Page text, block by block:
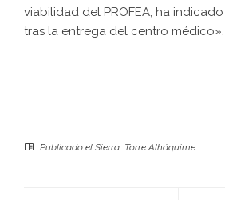
viabilidad del PROFEA, ha
tras la entrega del centro médico».
Publicado el Sierra, Torre Alháquime